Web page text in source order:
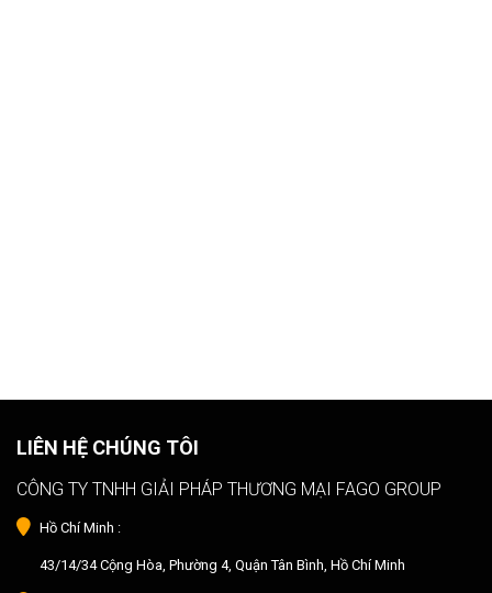
LIÊN HỆ CHÚNG TÔI
CÔNG TY TNHH GIẢI PHÁP THƯƠNG MẠI FAGO GROUP
Hồ Chí Minh :
43/14/34 Cộng Hòa, Phường 4, Quận Tân Bình, Hồ Chí Minh